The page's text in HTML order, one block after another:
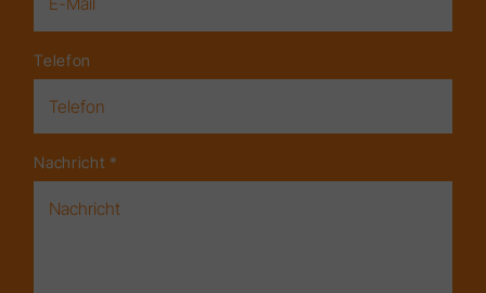
Telefon
Nachricht *